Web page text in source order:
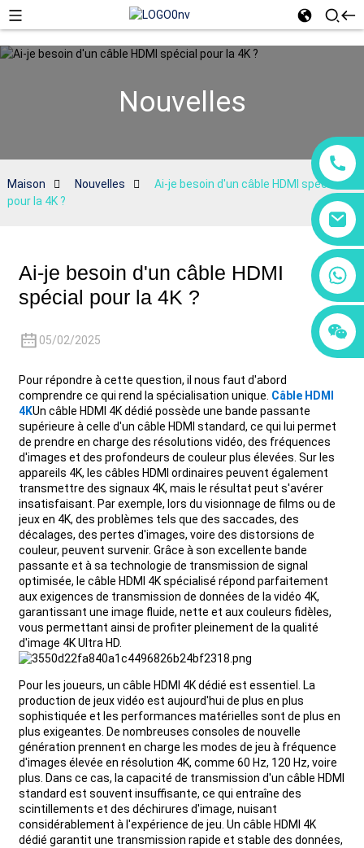
+86 18760065206
+86 15118299221
Nouvelles
Maison Nouvelles
Ai-je besoin d'un câble HDMI spécial
pour la 4K ?
Ai-je besoin d'un câble HDMI
spécial pour la 4K ?
05/02/2025
Pour répondre à cette question, il nous faut d'abord
comprendre ce qui rend la spécialisation unique. Câble HDMI
4KUn câble HDMI 4K dédié possède une bande passante
supérieure à celle d'un câble HDMI standard, ce qui lui permet
de prendre en charge des résolutions vidéo, des fréquences
d'images et des profondeurs de couleur plus élevées. Sur les
appareils 4K, les câbles HDMI ordinaires peuvent également
transmettre des signaux 4K, mais le résultat peut s'avérer
insatisfaisant. Par exemple, lors du visionnage de films ou de
jeux en 4K, des problèmes tels que des saccades, des
décalages, des pertes d'images, voire des distorsions de
couleur, peuvent survenir. Grâce à son excellente bande
passante et à sa technologie de transmission de signal
optimisée, le câble HDMI 4K spécialisé répond parfaitement
aux exigences de transmission de données de la vidéo 4K,
garantissant une image fluide, nette et aux couleurs fidèles,
vous permettant ainsi de profiter pleinement de la qualité
d'image 4K Ultra HD.
Pour les joueurs, un câble HDMI 4K dédié est essentiel. La
production de jeux vidéo est aujourd'hui de plus en plus
sophistiquée et les performances matérielles sont de plus en
plus exigeantes. De nombreuses consoles de nouvelle
génération prennent en charge les modes de jeu à fréquence
d'images élevée en résolution 4K, comme 60 Hz, 120 Hz, voire
plus. Dans ce cas, la capacité de transmission d'un câble HDMI
standard est souvent insuffisante, ce qui entraîne des
scintillements et des déchirures d'image, nuisant
considérablement à l'expérience de jeu. Un câble HDMI 4K
dédié garantit une transmission rapide et stable des données,